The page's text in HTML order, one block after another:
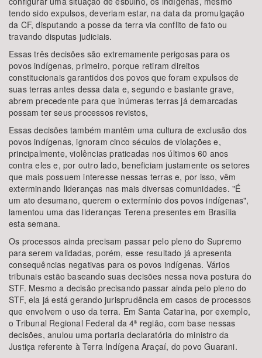
tendo sido expulsos, deveriam estar, na data da promulgação
da CF, disputando a posse da terra via conflito de fato ou
travando disputas judiciais.
Essas três decisões são extremamente perigosas para os
povos indígenas, primeiro, porque retiram direitos
constitucionais garantidos dos povos que foram expulsos de
suas terras antes dessa data e, segundo e bastante grave,
abrem precedente para que inúmeras terras já demarcadas
possam ter seus processos revistos,
Essas decisões também mantêm uma cultura de exclusão dos
povos indígenas, ignoram cinco séculos de violações e,
principalmente, violências praticadas nos últimos 60 anos
contra eles e, por outro lado, beneficiam justamente os setores
que mais possuem interesse nessas terras e, por isso, vêm
exterminando lideranças nas mais diversas comunidades. "É
um ato desumano, querem o extermínio dos povos indígenas",
lamentou uma das lideranças Terena presentes em Brasília
esta semana.
Os processos ainda precisam passar pelo pleno do Supremo
para serem validadas, porém, esse resultado já apresenta
consequências negativas para os povos indígenas. Vários
tribunais estão baseando suas decisões nessa nova postura do
STF. Mesmo a decisão precisando passar ainda pelo pleno do
STF, ela já está gerando jurisprudência em casos de processos
que envolvem o uso da terra. Em Santa Catarina, por exemplo,
o Tribunal Regional Federal da 4ª região, com base nessas
decisões, anulou uma portaria declaratória do ministro da
Justiça referente à Terra Indígena Araçaí, do povo Guarani.